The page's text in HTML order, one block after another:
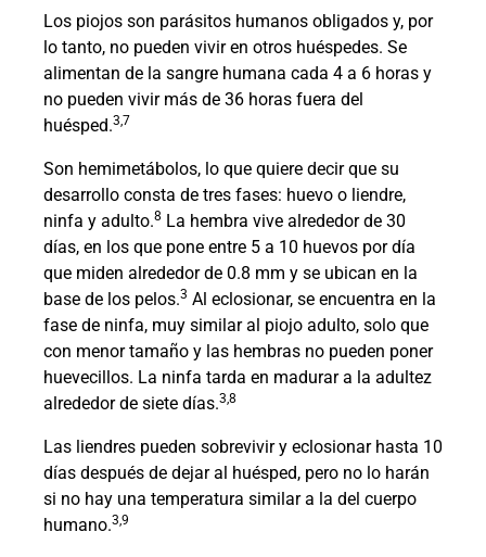
Los piojos son parásitos humanos obligados y, por
lo tanto, no pueden vivir en otros huéspedes. Se
alimentan de la sangre humana cada 4 a 6 horas y
no pueden vivir más de 36 horas fuera del
huésped.3,7
Son hemimetábolos, lo que quiere decir que su
desarrollo consta de tres fases: huevo o liendre,
ninfa y adulto.8 La hembra vive alrededor de 30
días, en los que pone entre 5 a 10 huevos por día
que miden alrededor de 0.8 mm y se ubican en la
base de los pelos.3 Al eclosionar, se encuentra en la
fase de ninfa, muy similar al piojo adulto, solo que
con menor tamaño y las hembras no pueden poner
huevecillos. La ninfa tarda en madurar a la adultez
alrededor de siete días.3,8
Las liendres pueden sobrevivir y eclosionar hasta 10
días después de dejar al huésped, pero no lo harán
si no hay una temperatura similar a la del cuerpo
humano.3,9